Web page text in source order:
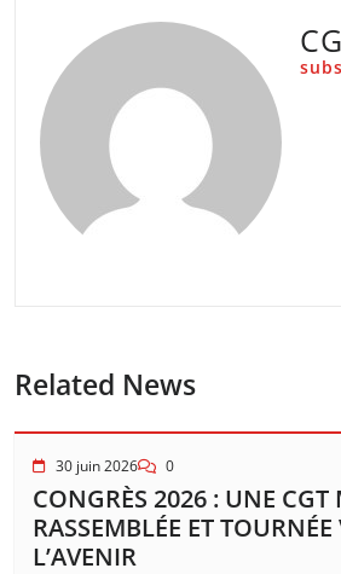
Related News
30 juin 2026 0
CONGRÈS 2026 : UNE CGT
RASSEMBLÉE ET TOURNÉE
L’AVENIR